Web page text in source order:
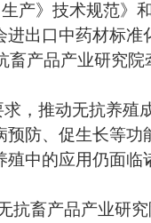
产》技术规范》和
进出口中药材标准
畜产品产业研究院
，推动无抗养殖
防、促生长等功
中的应用仍面临
抗畜产品产业研